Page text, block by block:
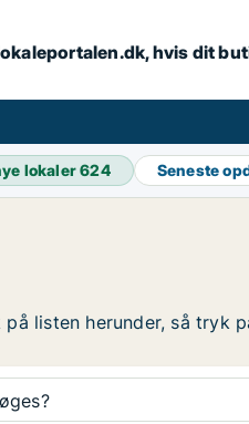
hvis dit
lokaler624 Seneste
listen herunder, så